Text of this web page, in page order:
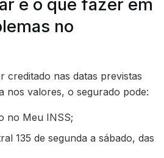
e o que fazer em
no
creditado nas datas previstas
nos valores, o segurado pode:
no Meu INSS;
135 de segunda a sábado, das